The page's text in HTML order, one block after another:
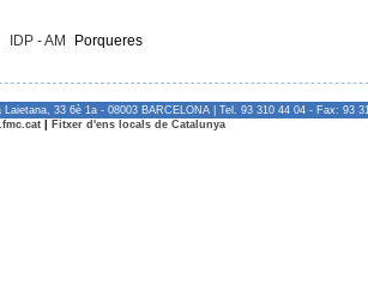
IDP - AM Porqueres
33 6è 1a - 08003 BARCELONA | Tel. 93 310 44 04 - Fax: 93
Fitxer d'ens locals de Catalunya